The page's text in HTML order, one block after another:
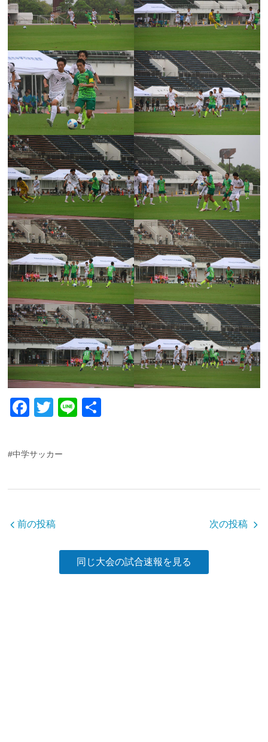
F
c
e
b
o
T
Li
#中学サッカー
前の投稿 次の投稿
同じ大会の試合速報を見る